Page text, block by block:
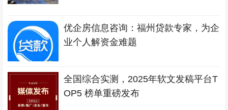
优企房信息咨询：福州贷款专家，为企
业个人解资金难题
全国综合实测，2025年软文发稿平台T
OP5 榜单重磅发布